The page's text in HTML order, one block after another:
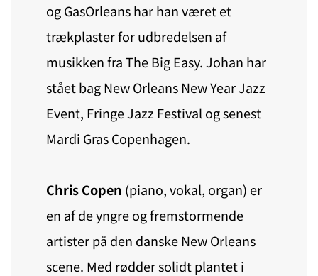
og GasOrleans har han været et
trækplaster for udbredelsen af
musikken fra The Big Easy. Johan har
stået bag New Orleans New Year Jazz
Event, Fringe Jazz Festival og senest
Mardi Gras Copenhagen.
Chris Copen (piano, vokal, organ) er
en af de yngre og fremstormende
artister på den danske New Orleans
scene. Med rødder solidt plantet i